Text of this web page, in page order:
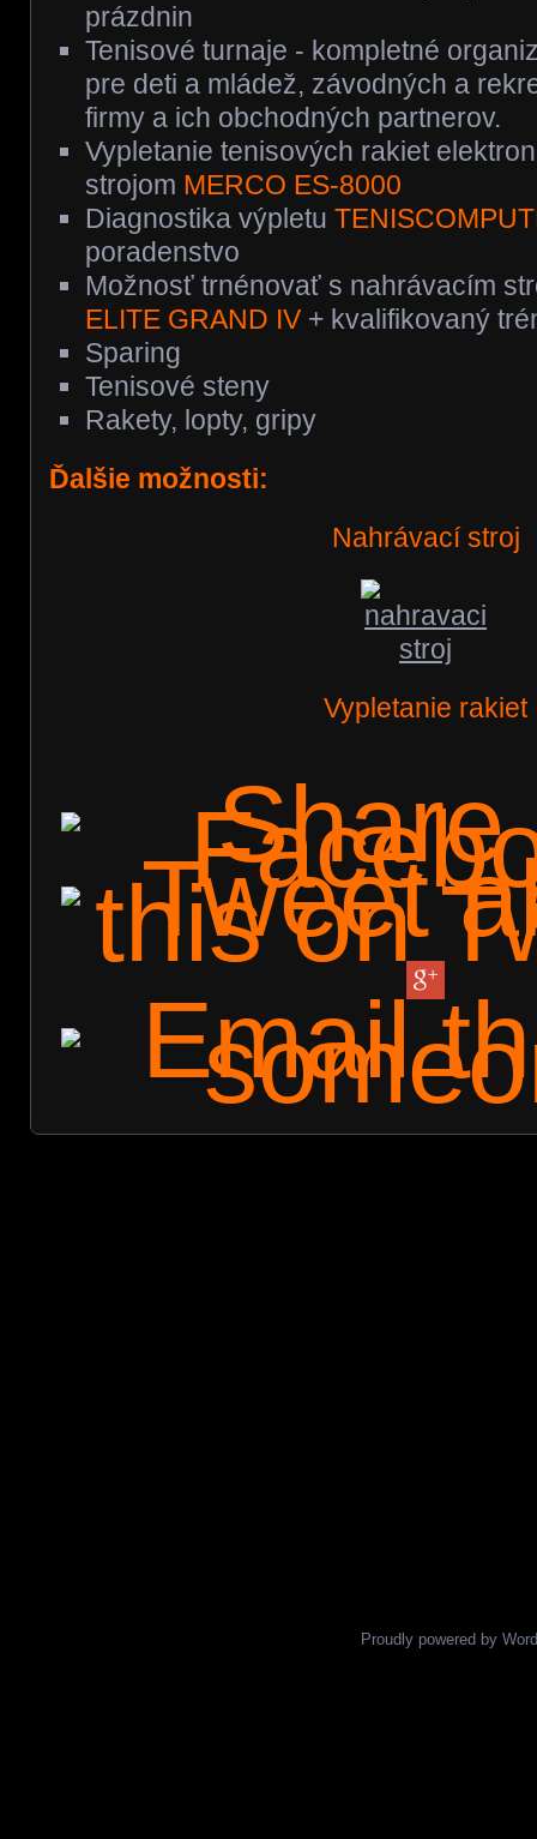
prázdnin
Tenisové turnaje - kompletné
pre deti a mládež, závodných a
firmy a ich obchodných partnerov.
Vypletanie tenisových rakiet
strojom MERCO ES-8000
Diagnostika výpletu
poradenstvo
Možnosť trnénovať s nahrávacím
ELITE GRAND IV + kvalifikovaný
Sparing
Tenisové steny
Rakety, lopty, gripy
Ďalšie možnosti:
Nahrávací stroj
Vypletanie rakiet
Proudly powered by